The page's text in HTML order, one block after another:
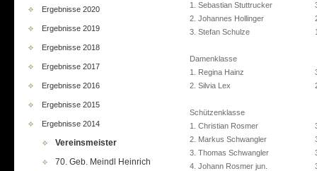
Ergebnisse 2020
Ergebnisse 2019
Ergebnisse 2018
Ergebnisse 2017
Ergebnisse 2016
Ergebnisse 2015
Ergebnisse 2014
Vereinsmeister
70. Geb. Meindl Heinrich
1. Sebastian Stuttrucker
2. Johannes Hollinger
3. Stefan Schulze
Damenklasse
1. Regina Hainz
2. Silvia Lex
Schützenklasse
1. Christian Rosmer
2. Markus Schwangler
3. Thomas Schwangler
4. Johann Rosmer jun.